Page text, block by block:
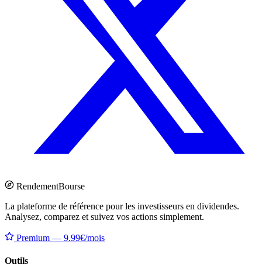
RendementBourse
La plateforme de référence pour les investisseurs en dividendes.
Analysez, comparez et suivez vos actions simplement.
Premium — 9.99€/mois
Outils